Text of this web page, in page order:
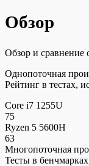
Обзор
Обзор и сравнение
Однопоточная
Рейтинг в тестах,
Core i7 1255U
75
Ryzen 5 5600H
63
Многопоточная
Тесты в